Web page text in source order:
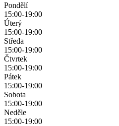
Pondělí
15:00-19:00
Úterý
15:00-19:00
Středa
15:00-19:00
Čtvrtek
15:00-19:00
Pátek
15:00-19:00
Sobota
15:00-19:00
Neděle
15:00-19:00